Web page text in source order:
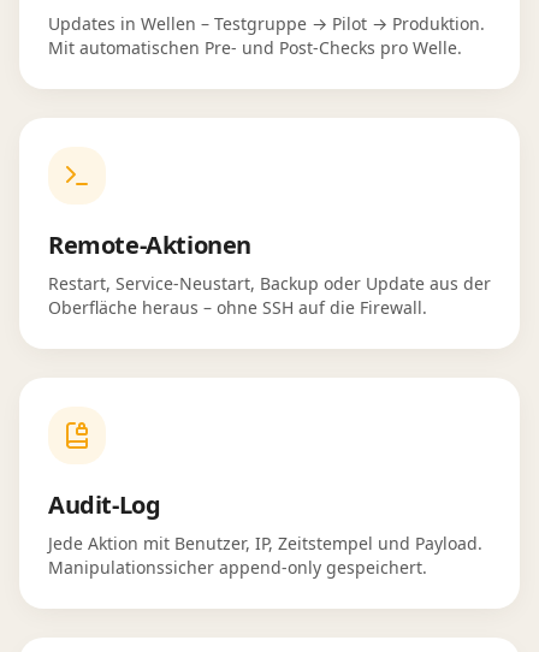
Updates in Wellen – Testgruppe → Pilot → Produktion.
Mit automatischen Pre- und Post-Checks pro Welle.
Remote-Aktionen
Restart, Service-Neustart, Backup oder Update aus der
Oberfläche heraus – ohne SSH auf die Firewall.
Audit-Log
Jede Aktion mit Benutzer, IP, Zeitstempel und Payload.
Manipulationssicher append-only gespeichert.